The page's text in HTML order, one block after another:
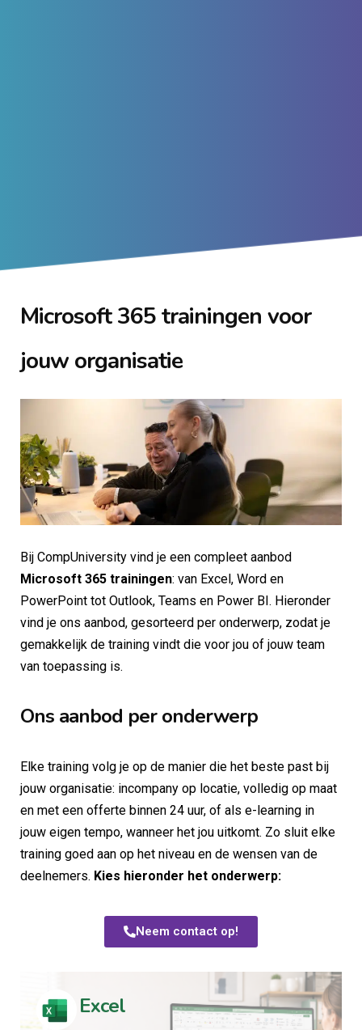
Microsoft 365 trainingen voor
jouw organisatie
Bij CompUniversity vind je een compleet aanbod
Microsoft 365 trainingen: van Excel, Word en
PowerPoint tot Outlook, Teams en Power BI. Hieronder
vind je ons aanbod, gesorteerd per onderwerp, zodat je
gemakkelijk de training vindt die voor jou of jouw team
van toepassing is.
Ons aanbod per onderwerp
Elke training volg je op de manier die het beste past bij
jouw organisatie: incompany op locatie, volledig op maat
en met een offerte binnen 24 uur, of als e-learning in
jouw eigen tempo, wanneer het jou uitkomt. Zo sluit elke
training goed aan op het niveau en de wensen van de
deelnemers. Kies hieronder het onderwerp:
Neem contact op!
Excel